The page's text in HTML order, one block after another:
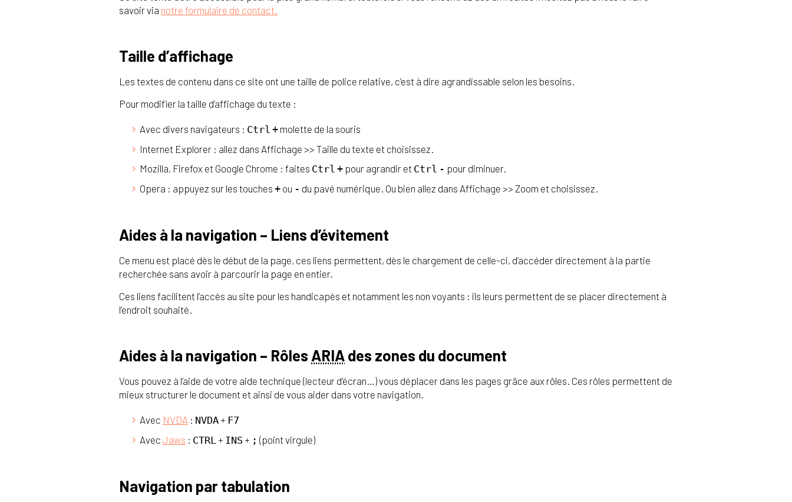
savoir via notre formulaire de contact.
Taille d’affichage
Les textes de contenu dans ce site ont une taille de police relative, c’est à dire agrandissable selon les besoins.
Pour modifier la taille d’affichage du texte :
Avec divers navigateurs : Ctrl + molette de la souris
Internet Explorer : allez dans Affichage >> Taille du texte et choisissez.
Mozilla, Firefox et Google Chrome : faites Ctrl + pour agrandir et Ctrl - pour diminuer.
Opera : appuyez sur les touches + ou - du pavé numérique. Ou bien allez dans Affichage >> Zoom et choisissez.
Aides à la navigation – Liens d’évitement
Ce menu est placé dès le début de la page, ces liens permettent, dès le chargement de celle-ci, d’accéder directement à la partie
recherchée sans avoir à parcourir la page en entier.
Ces liens facilitent l’accès au site pour les handicapés et notamment les non voyants : ils leurs permettent de se placer directement à
l’endroit souhaité.
Aides à la navigation – Rôles ARIA des zones du document
Vous pouvez à l’aide de votre aide technique (lecteur d’écran…) vous déplacer dans les pages grâce aux rôles. Ces rôles permettent de
mieux structurer le document et ainsi de vous aider dans votre navigation.
Avec NVDA : NVDA + F7
Avec Jaws : CTRL + INS + ; (point virgule)
Navigation par tabulation